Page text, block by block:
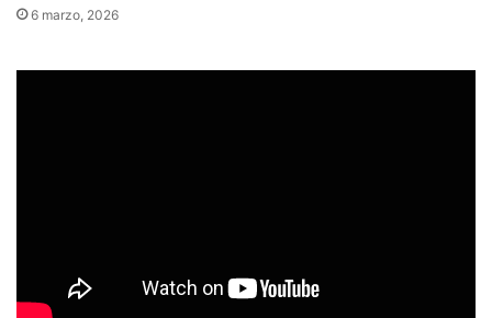
6 marzo, 2026